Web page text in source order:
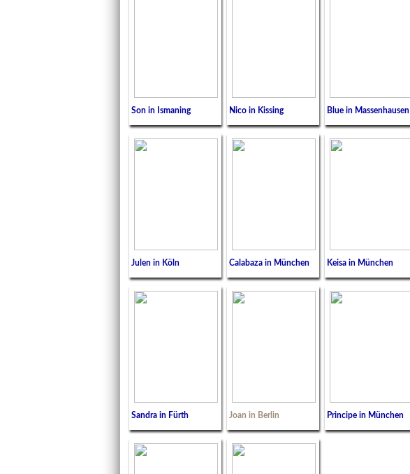
Son in Ismaning Nico in Kissing Blue in Massenhausen
Julen in Köln Calabaza in München Keisa in München
Sandra in Fürth Joan in Berlin Principe in München